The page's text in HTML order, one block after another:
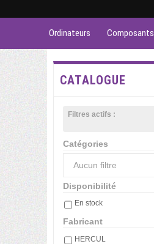
Ordinateurs Composants
CATALOGUE
Filtres actifs :
Catégories
Disponibilité
En stock
Fabricant
HERCUL